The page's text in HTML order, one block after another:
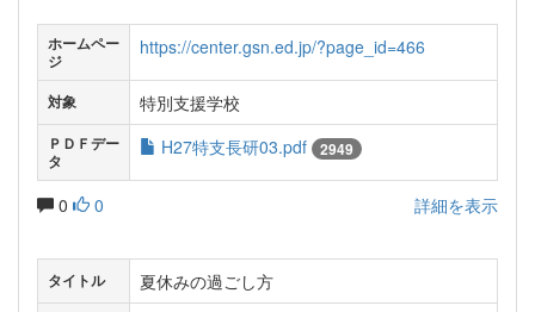
ホームペー
ジ
https://center.gsn.ed.jp/?page_id=466
対象 特別支援学校
ＰＤＦデー
タ
H27特支長研03.pdf 2949
0 0 詳細を表示
タイトル 夏休みの過ごし方